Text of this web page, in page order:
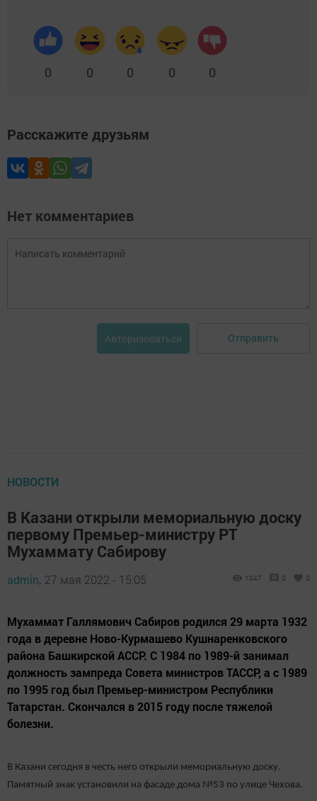
0 0 0 0 0
Расскажите друзьям
Нет комментариев
Авторизоваться Отправить
НОВОСТИ
В Казани открыли мемориальную доску
первому Премьер-министру РТ
Мухаммату Сабирову
admin, 27 мая 2022 - 15:05 1047 0 0
Мухаммат Галлямович Сабиров родился 29 марта 1932
года в деревне Ново-Курмашево Кушнаренковского
района Башкирской АССР. С 1984 по 1989-й занимал
должность зампреда Совета министров ТАССР, а с 1989
по 1995 год был Премьер-министром Республики
Татарстан. Скончался в 2015 году после тяжелой
болезни.
В Казани сегодня в честь него открыли мемориальную доску.
Памятный знак установили на фасаде дома №53 по улице Чехова.